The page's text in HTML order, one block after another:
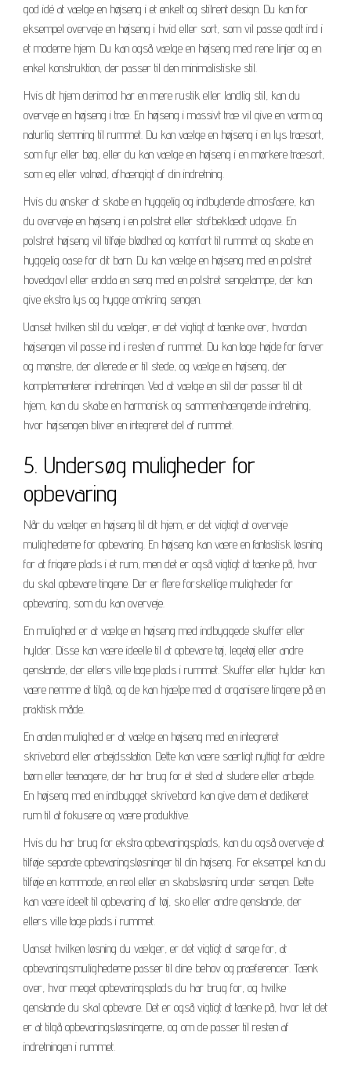
god idé at vælge en højseng i et enkelt og stilrent design. Du kan for
eksempel overveje en højseng i hvid eller sort, som vil passe godt ind i
et moderne hjem. Du kan også vælge en højseng med rene linjer og en
enkel konstruktion, der passer til den minimalistiske stil.
Hvis dit hjem derimod har en mere rustik eller landlig stil, kan du
overveje en højseng i træ. En højseng i massivt træ vil give en varm og
naturlig stemning til rummet. Du kan vælge en højseng i en lys træsort,
som fyr eller bøg, eller du kan vælge en højseng i en mørkere træsort,
som eg eller valnød, afhængigt af din indretning.
Hvis du ønsker at skabe en hyggelig og indbydende atmosfære, kan
du overveje en højseng i en polstret eller stofbeklædt udgave. En
polstret højseng vil tilføje blødhed og komfort til rummet og skabe en
hyggelig oase for dit barn. Du kan vælge en højseng med en polstret
hovedgavl eller endda en seng med en polstret sengelampe, der kan
give ekstra lys og hygge omkring sengen.
Uanset hvilken stil du vælger, er det vigtigt at tænke over, hvordan
højsengen vil passe ind i resten af rummet. Du kan tage højde for farver
og mønstre, der allerede er til stede, og vælge en højseng, der
komplementerer indretningen. Ved at vælge en stil der passer til dit
hjem, kan du skabe en harmonisk og sammenhængende indretning,
hvor højsengen bliver en integreret del af rummet.
5. Undersøg muligheder for
opbevaring
Når du vælger en højseng til dit hjem, er det vigtigt at overveje
mulighederne for opbevaring. En højseng kan være en fantastisk løsning
for at frigøre plads i et rum, men det er også vigtigt at tænke på, hvor
du skal opbevare tingene. Der er flere forskellige muligheder for
opbevaring, som du kan overveje.
En mulighed er at vælge en højseng med indbyggede skuffer eller
hylder. Disse kan være ideelle til at opbevare tøj, legetøj eller andre
genstande, der ellers ville tage plads i rummet. Skuffer eller hylder kan
være nemme at tilgå, og de kan hjælpe med at organisere tingene på en
praktisk måde.
En anden mulighed er at vælge en højseng med en integreret
skrivebord eller arbejdsstation. Dette kan være særligt nyttigt for ældre
børn eller teenagere, der har brug for et sted at studere eller arbejde.
En højseng med en indbygget skrivebord kan give dem et dedikeret
rum til at fokusere og være produktive.
Hvis du har brug for ekstra opbevaringsplads, kan du også overveje at
tilføje separate opbevaringsløsninger til din højseng. For eksempel kan du
tilføje en kommode, en reol eller en skabsløsning under sengen. Dette
kan være ideelt til opbevaring af tøj, sko eller andre genstande, der
ellers ville tage plads i rummet.
Uanset hvilken løsning du vælger, er det vigtigt at sørge for, at
opbevaringsmulighederne passer til dine behov og præferencer. Tænk
over, hvor meget opbevaringsplads du har brug for, og hvilke
genstande du skal opbevare. Det er også vigtigt at tænke på, hvor let det
er at tilgå opbevaringsløsningerne, og om de passer til resten af
indretningen i rummet.